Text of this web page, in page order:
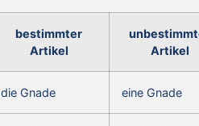
bestimmter
Artikel
Artikel
die Gnade eine Gnade